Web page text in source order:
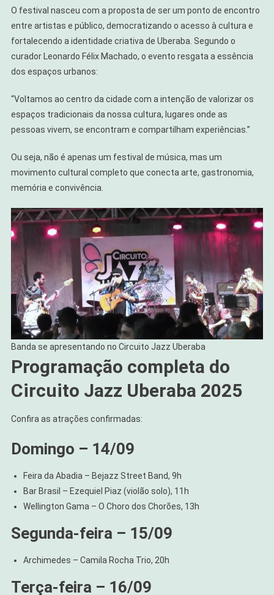
O festival nasceu com a proposta de ser um ponto de encontro
entre artistas e público, democratizando o acesso à cultura e
fortalecendo a identidade criativa de Uberaba. Segundo o
curador Leonardo Félix Machado, o evento resgata a essência
dos espaços urbanos:
“Voltamos ao centro da cidade com a intenção de valorizar os
espaços tradicionais da nossa cultura, lugares onde as
pessoas vivem, se encontram e compartilham experiências.”
Ou seja, não é apenas um festival de música, mas um
movimento cultural completo que conecta arte, gastronomia,
memória e convivência.
Banda se apresentando no Circuito Jazz Uberaba
Programação completa do
Circuito Jazz Uberaba 2025
Confira as atrações confirmadas:
Domingo – 14/09
Feira da Abadia – Bejazz Street Band, 9h
Bar Brasil – Ezequiel Piaz (violão solo), 11h
Wellington Gama – O Choro dos Chorões, 13h
Segunda-feira – 15/09
Archimedes – Camila Rocha Trio, 20h
Terça-feira – 16/09